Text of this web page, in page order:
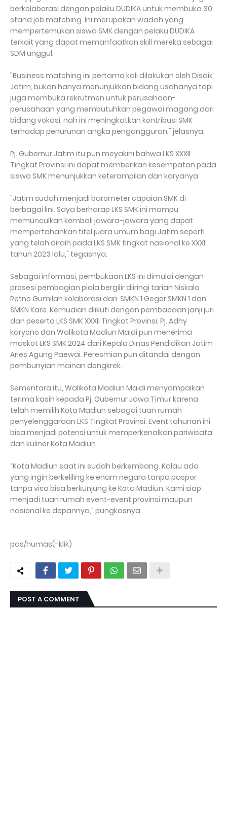
berkolaborasi dengan pelaku DUDIKA untuk membuka 30
stand job matching. Ini merupakan wadah yang
mempertemukan siswa SMK dengan pelaku DUDIKA
terkait yang dapat memanfaatkan skill mereka sebagai
SDM unggul.
"Business matching ini pertama kali dilakukan oleh Disdik
Jatim, bukan hanya menunjukkan bidang usahanya tapi
juga membuka rekrutmen untuk perusahaan-
perusahaan yang membutuhkan pegawai magang dari
bidang vokasi, nah ini meningkatkan kontribusi SMK
terhadap penurunan angka pengangguran," jelasnya.
Pj. Gubernur Jatim itu pun meyakini bahwa LKS XXXII
Tingkat Provinsi ini dapat memberikan kesempatan pada
siswa SMK menunjukkan keterampilan dan karyanya.
"Jatim sudah menjadi barometer capaian SMK di
berbagai lini. Saya berharap LKS SMK ini mampu
memunculkan kembali jawara-jawara yang dapat
mempertahankan titel juara umum bagi Jatim seperti
yang telah diraih pada LKS SMK tingkat nasional ke XXXI
tahun 2023 lalu," tegasnya.
Sebagai informasi, pembukaan LKS ini dimulai dengan
prosesi pembagian piala bergilir diiringi tarian Niskala
Retno Gumilah kolaborasi dari SMKN 1 Geger SMKN 1 dan
SMKN Kare. Kemudian diikuti dengan pembacaan janji juri
dan peserta LKS SMK XXXII Tingkat Provinsi. Pj. Adhy
karyono dan Walikota Madiun Maidi pun menerima
maskot LKS SMK 2024 dari Kepala Dinas Pendidikan Jatim
Aries Agung Paewai. Peresmian pun ditandai dengan
pembunyian mainan dongkrek.
Sementara itu, Walikota Madiun Maidi menyampaikan
terima kasih kepada Pj. Gubernur Jawa Timur karena
telah memilih Kota Madiun sebagai tuan rumah
penyelenggaraan LKS Tingkat Provinsi. Event tahunan ini
bisa menjadi potensi untuk memperkenalkan pariwisata
dan kuliner Kota Madiun.
“Kota Madiun saat ini sudah berkembang. Kalau ada
yang ingin berkeliling ke enam negara tanpa paspor
tanpa visa bisa berkunjung ke Kota Madiun. Kami siap
menjadi tuan rumah event-event provinsi maupun
nasional ke depannya,” pungkasnya.
pas/humas(-klik)
POST A COMMENT